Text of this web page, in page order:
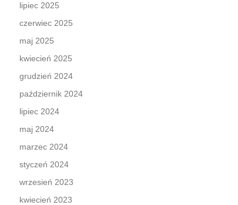
lipiec 2025
czerwiec 2025
maj 2025
kwiecień 2025
grudzień 2024
październik 2024
lipiec 2024
maj 2024
marzec 2024
styczeń 2024
wrzesień 2023
kwiecień 2023